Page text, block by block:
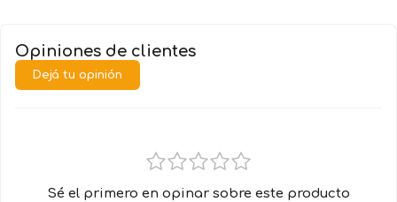
Opiniones de clientes
Dejá tu opinión
Sé el primero en opinar sobre este producto